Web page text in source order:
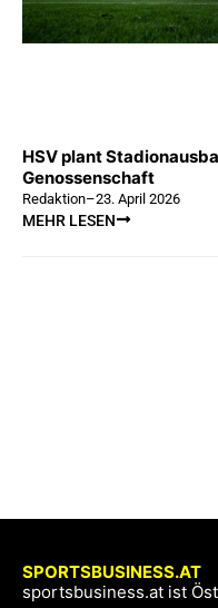
HSV plant
Genossenschaft
Redaktion–23. April 2026
MEHR LESEN
SPORTSBUSINESS.AT
sportsbusiness.at ist